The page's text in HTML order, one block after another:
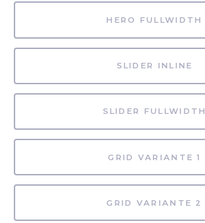
HERO FULLWIDTH
SLIDER INLINE
SLIDER FULLWIDTH
GRID VARIANTE 1
GRID VARIANTE 2